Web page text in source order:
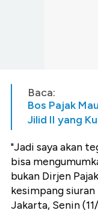
Baca:
Bos Pajak
Jilid II yang
"Jadi saya akan
bisa
bukan Dirjen
kesimpang
Jakarta, Senin